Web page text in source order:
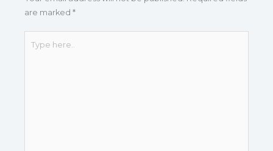
are marked *
here..